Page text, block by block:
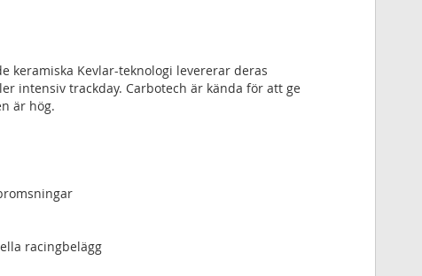
keramiska Kevlar-teknologi levererar deras
intensiv trackday. Carbotech är kända för att ge
är hög.
racingbelägg